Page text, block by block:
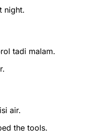
night.
tadi malam.
air.
the tools.